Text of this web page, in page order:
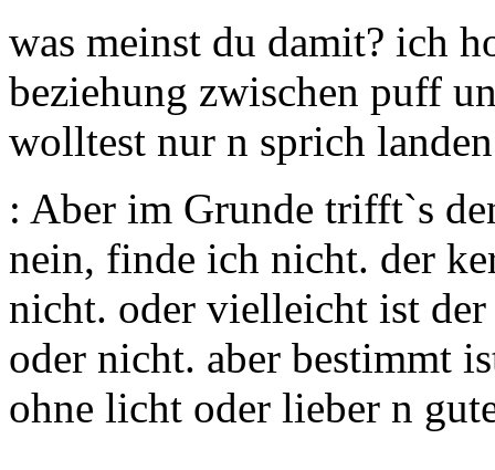
was meinst du damit? ich
beziehung zwischen puff
wolltest nur n sprich
: Aber im Grunde trifft`s
nein, finde ich nicht. der
nicht. oder vielleicht ist
oder nicht. aber bestimmt
ohne licht oder lieber n